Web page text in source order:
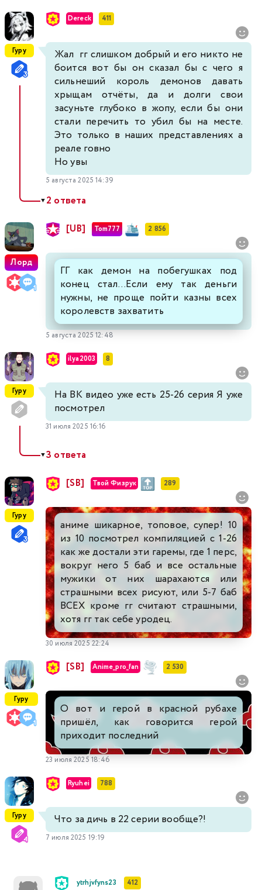
Гуру
Dereck 411
Жал гг слишком добрый и его никто не
боится вот бы он сказал бы с чего я
сильнеший король демонов давать
хрыщам отчёты, да и долги свои
засуньте глубоко в жопу, если бы они
стали перечить то убил бы на месте.
Это только в наших представлениях а
реале говно
Но увы
5 августа 2025 14:39
▼2 ответа
Лорд
[UB] Tom777 2 856
ГГ как демон на побегушках под
конец стал...Если ему так деньги
нужны, не проще пойти казны всех
королевств захватить
5 августа 2025 12:48
Гуру
ilya2003 8
На ВК видео уже есть 25-26 серия Я уже
посмотрел
31 июля 2025 16:16
▼3 ответа
Гуру
[SB] Твой Физрук 289
аниме шикарное, топовое, супер! 10
из 10 посмотрел компиляцией с 1-26
как же достали эти гаремы, где 1 перс,
вокруг него 5 баб и все остальные
мужики от них шарахаются или
страшными всех рисуют, или 5-7 баб
ВСЕХ кроме гг считают страшными,
хотя гг так себе уродец.
30 июля 2025 22:24
Гуру
[SB] Anime_pro_fan 2 530
О вот и герой в красной рубахе
пришёл, как говорится герой
приходит последний
23 июля 2025 18:46
Гуру
Ryuhei 788
Что за дичь в 22 серии вообще?!
7 июля 2025 19:19
ytrhjvfyns23 412